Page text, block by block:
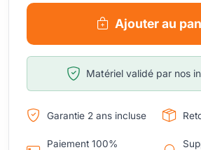
Ajouter au
Matériel validé par nos
Garantie 2 ans incluse
Paiement 100%